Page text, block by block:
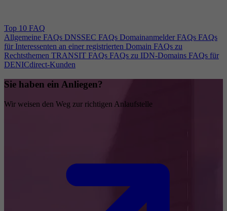
Top 10 FAQ
Allgemeine FAQs DNSSEC FAQs Domainanmelder FAQs FAQs
für Interessenten an einer registrierten Domain FAQs zu
Rechtsthemen TRANSIT FAQs FAQs zu IDN-Domains FAQs für
DENICdirect-Kunden
Sie haben ein Anliegen?
Wir weisen den Weg zur richtigen Anlaufstelle